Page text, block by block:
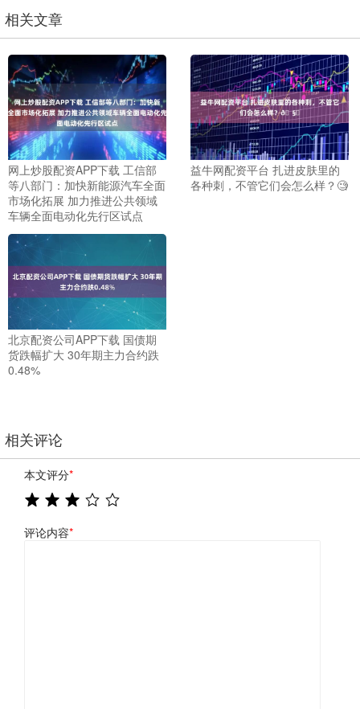
相关文章
网上炒股配资APP下载 工信部
等八部门：加快新能源汽车全面
市场化拓展 加力推进公共领域
车辆全面电动化先行区试点
益牛网配资平台 扎进皮肤里的
各种刺，不管它们会怎么样？🧐
北京配资公司APP下载 国债期
货跌幅扩大 30年期主力合约跌
0.48%
相关评论
本文评分*
评论内容*